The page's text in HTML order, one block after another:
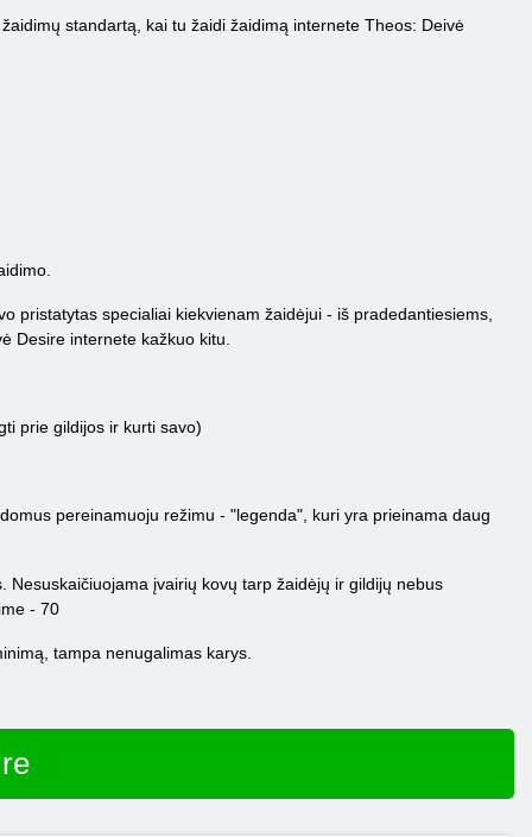
standartą, kai tu žaidi žaidimą internete Theos: Deivė
pristatytas specialiai kiekvienam žaidėjui - iš pradedantiesiems,
Desire internete kažkuo kitu.
prie gildijos ir kurti savo)
pereinamuoju režimu - "legenda", kuri yra prieinama daug
įvairių kovų tarp žaidėjų ir gildijų nebus
- 70
tampa nenugalimas karys.